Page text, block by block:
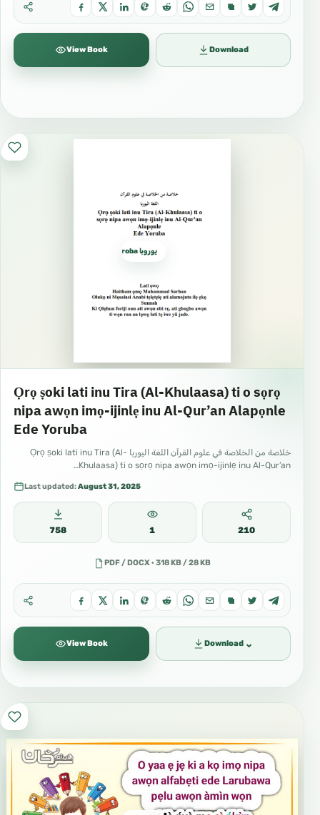
View Book Download
يوروبا yoroba
Ọrọ ṣoki lati inu Tira (Al-Khulaasa) ti o sọrọ
nipa awọn imọ-ijinlẹ inu Al-Qur’an Alapọnle
Ede Yoruba
خلاصة من الخلاصة في علوم القرآن اللغة اليوربا Ọrọ ṣoki lati inu Tira (Al-
Khulaasa) ti o sọrọ nipa awọn imọ-ijinlẹ inu Al-Qur’an…
Last updated:August 31, 2025
758 1 210
PDF / DOCX · 318 KB / 28 KB
View Book Download ⌄